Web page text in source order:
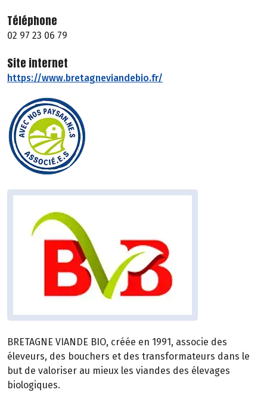
Téléphone
02 97 23 06 79
Site internet
https://www.bretagneviandebio.fr/
BRETAGNE VIANDE BIO, créée en 1991, associe des
éleveurs, des bouchers et des transformateurs dans le
but de valoriser au mieux les viandes des élevages
biologiques.